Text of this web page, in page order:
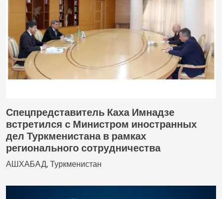
Спецпредставитель Каха Имнадзе
встретился с Министром иностранных
дел Туркменистана в рамках
регионального сотрудничества
АШХАБАД, Туркменистан